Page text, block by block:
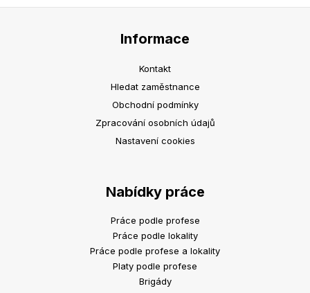
Informace
Kontakt
Hledat zaměstnance
Obchodní podmínky
Zpracování osobních údajů
Nastavení cookies
Nabídky práce
Práce podle profese
Práce podle lokality
Práce podle profese a lokality
Platy podle profese
Brigády